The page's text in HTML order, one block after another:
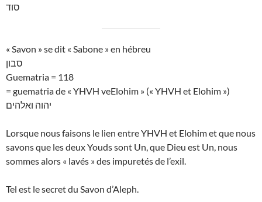
סוד
« Savon » se dit « Sabone » en hébreu
סבון
Guematria = 118
= guematria de « YHVH veElohim » (« YHVH et Elohim »)
יהוה ואלהים
Lorsque nous faisons le lien entre YHVH et Elohim et que nous
savons que les deux Youds sont Un, que Dieu est Un, nous
sommes alors « lavés » des impuretés de l’exil.
Tel est le secret du Savon d’Aleph.